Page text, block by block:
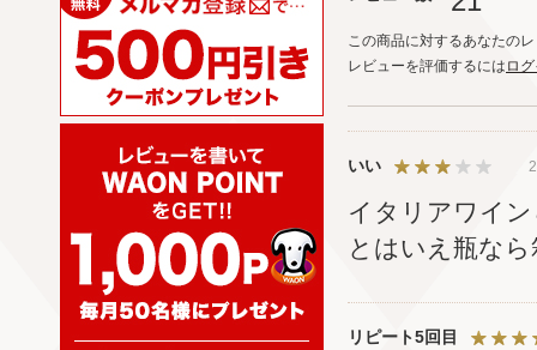
この商品に対するあなたの
レビューを評価するには ロ
いい
イタリアワイ
とはいえ瓶な
リピート5回目